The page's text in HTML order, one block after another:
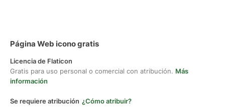
Página Web icono gratis
Licencia de Flaticon
Gratis para uso personal o comercial con atribución. Más
información
Se requiere atribución ¿Cómo atribuir?